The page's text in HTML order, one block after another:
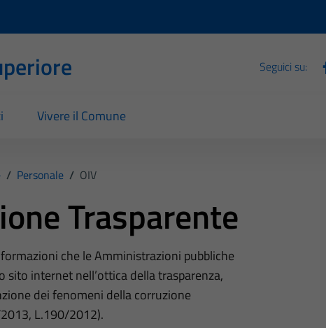
Seguici su:
Vivere il Comune
/ Personale / OIV
Trasparente
che le Amministrazioni pubbliche
sito internet nell’ottica della trasparenza,
dei fenomeni della corruzione
L.190/2012).